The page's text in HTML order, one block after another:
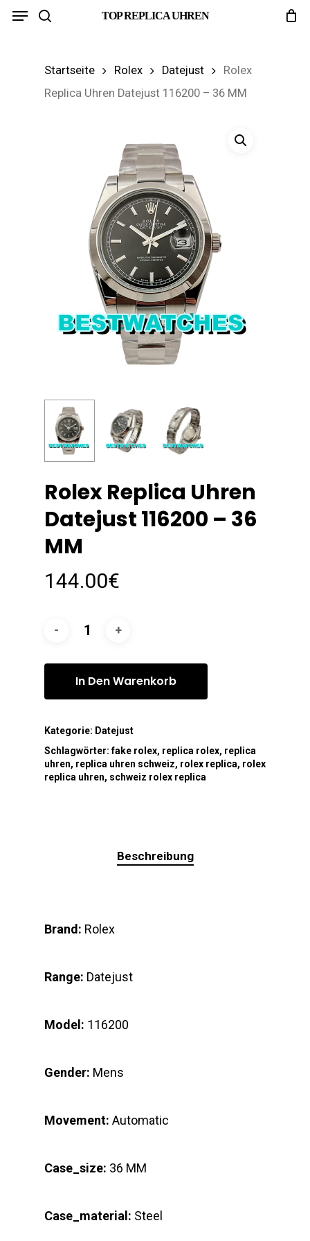
Skip
TOP REPLICA UHREN
Menu
Startseite Rolex Datejust
Rolex
Replica Uhren Datejust 116200 – 36 MM
Rolex Replica Uhren
Datejust 116200 – 36
MM
144.00€
In Den Warenkorb
Kategorie: Datejust
Schlagwörter:fake rolex, replica rolex, replica
uhren, replica uhren schweiz, rolex replica, rolex
replica uhren, schweiz rolex replica
Beschreibung
Brand: Rolex
Range: Datejust
Model: 116200
Gender: Mens
Movement: Automatic
Case_size: 36 MM
Case_material: Steel